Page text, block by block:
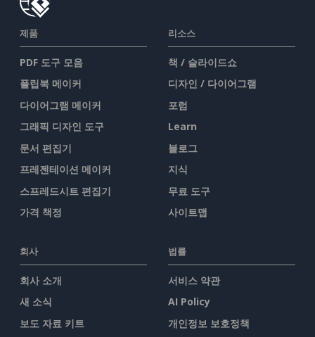
제품
PDF 도구 모음
플립북 메이커
다이어그램 메이커
그래픽 디자인 도구
문서 편집기
프레젠테이션 메이커
스프레드시트 편집기
가격 책정
리소스
책 / 슬라이드쇼
디자인 / 다이어그램
포럼
Learn
블로그
지식
무료 도구
사이트맵
회사
회사 소개
새 소식
보도 자료 키트
법률
서비스 약관
AI Policy
개인정보 보호정책